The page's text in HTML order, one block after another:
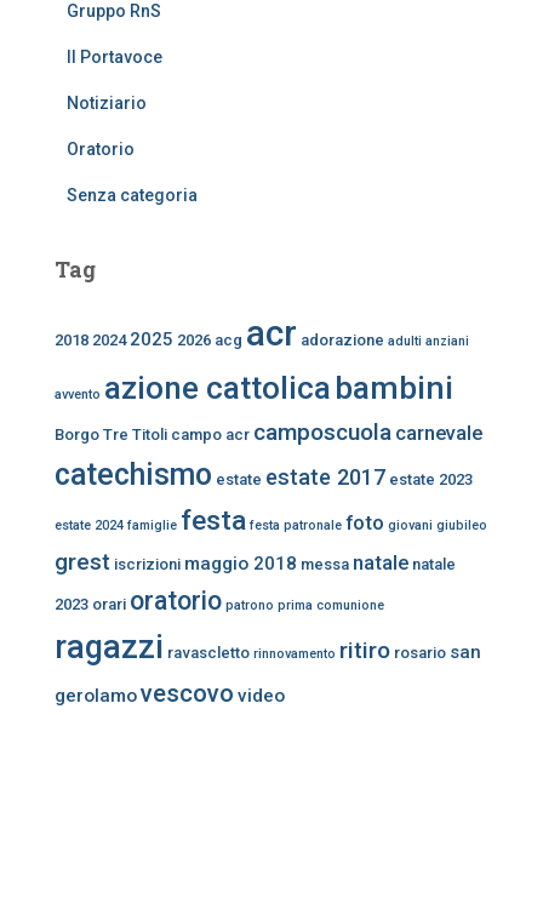
Gruppo RnS
Il Portavoce
Notiziario
Oratorio
Senza categoria
Tag
2018 2024 2025 2026 acg acr adorazione adulti anziani
avvento azione cattolica bambini
Borgo Tre Titoli campo acr camposcuola carnevale
catechismo estate estate 2017 estate 2023
estate 2024 famiglie festa festa patronale foto giovani giubileo
grest iscrizioni maggio 2018 messa natale natale
2023 orari oratorio patrono prima comunione
ragazzi ravascletto rinnovamento ritiro rosario san
gerolamovescovo video